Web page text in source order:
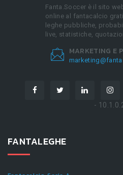
Fanta.Soccer è il sito
online al fantacalcio
leghe pubbliche,
live, statistiche,
MARKETING E
-
FANTALEGHE